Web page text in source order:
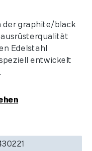
der graphite/black
Edelstahl
entwickelt